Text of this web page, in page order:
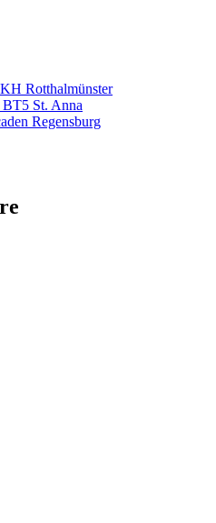
Rotthalmünster
St. Anna
Regensburg